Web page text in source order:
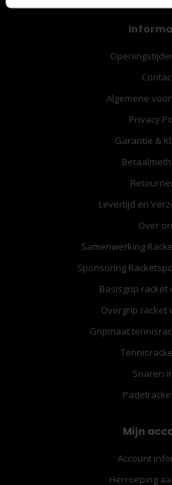
Algemene
Privacy
Garantie &
Levertijd en
Over
Samenwerking
Sponsoring
Basisgrip racket
Overgrip racket
Gripmaat
Snaren
Mijn
Account
Herroeping